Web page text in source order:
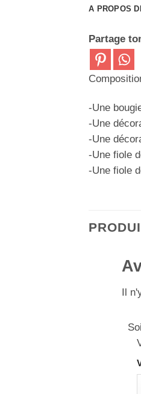
A PROPOS
Partage
-Une
-Une
-Une
-Une fiole
-Une fiole
Il